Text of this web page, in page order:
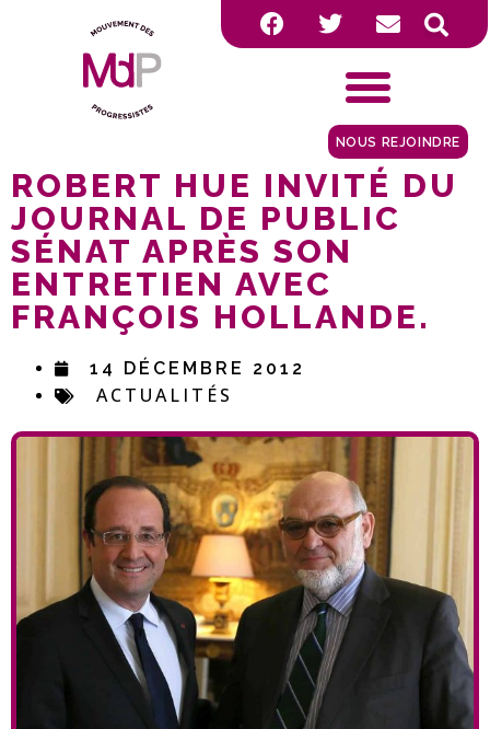
NOUS REJOINDRE
ROBERT HUE INVITÉ DU
JOURNAL DE PUBLIC
SÉNAT APRÈS SON
ENTRETIEN AVEC
FRANÇOIS HOLLANDE.
14 DÉCEMBRE 2012
ACTUALITÉS